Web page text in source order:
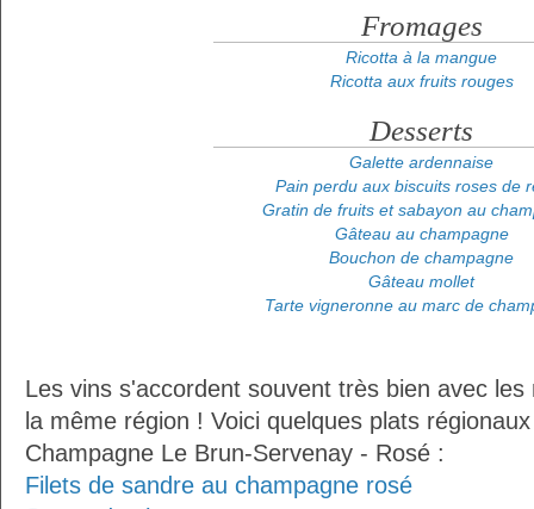
Fromages
Ricotta à la mangue
Ricotta aux fruits rouges
Desserts
Galette ardennaise
Pain perdu aux biscuits roses de
Gratin de fruits et sabayon au
Gâteau au champagne
Bouchon de champagne
Gâteau mollet
Tarte vigneronne au marc de
Les vins s'accordent souvent très bien avec
la même région ! Voici quelques plats
Champagne Le Brun-Servenay - Rosé :
Filets de sandre au champagne rosé